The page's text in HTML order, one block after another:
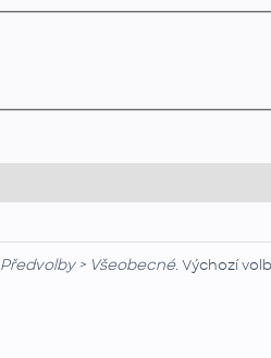
Předvolby > Všeobecné. Výchozí